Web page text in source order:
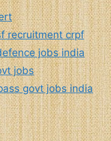
recruitment crpf
jobs india
jobs
govt jobs india